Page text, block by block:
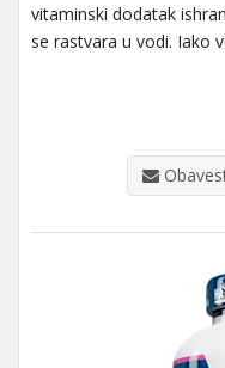
vitaminski dodatak
se rastvara u vodi. Iako